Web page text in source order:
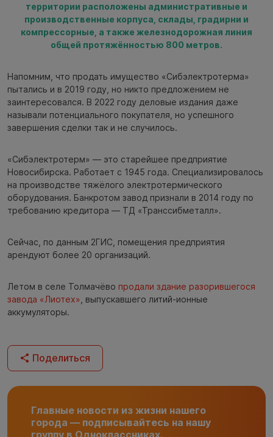
территории расположены административные и
производственные корпуса, склады, градирни и
компрессорные, а также железнодорожная линия
общей протяжённостью 800 метров.
Напомним, что продать имущество «Сибэлектротерма»
пытались и в 2019 году, но никто предложением не
заинтересовался. В 2022 году деловые издания даже
называли потенциального покупателя, но успешного
завершения сделки так и не случилось.
«Сибэлектротерм» — это старейшее предприятие
Новосибирска. Работает с 1945 года. Специализировалось
на производстве тяжёлого электротермического
оборудования. Банкротом завод признали в 2014 году по
требованию кредитора — ТД «Транссибметалл».
Сейчас, по данным 2ГИС, помещения предприятия
арендуют более 20 организаций.
Летом в селе Толмачёво продали здание разорившегося
завода «Лиотех» , выпускавшего литий-ионные
аккумуляторы.
Поделиться
Главные новости из жизни нашего
города — подписывайтесь на нашу
группу в Одноклассниках.